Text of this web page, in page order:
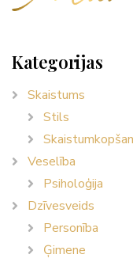
Kategorijas
Skaistums
Stils
Veselība
Psiholoģija
Dzīvesveids
Personība
Ģimene